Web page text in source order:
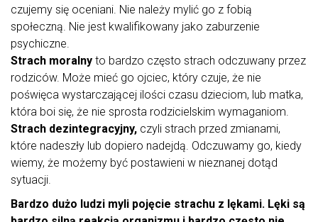
czujemy się oceniani. Nie należy mylić go z fobią
społeczną. Nie jest kwalifikowany jako zaburzenie
psychiczne.
Strach moralny to bardzo często strach odczuwany przez
rodziców. Może mieć go ojciec, który czuje, że nie
poświęca wystarczającej ilości czasu dzieciom, lub matka,
która boi się, że nie sprosta rodzicielskim wymaganiom.
Strach dezintegracyjny, czyli strach przed zmianami,
które nadeszły lub dopiero nadejdą. Odczuwamy go, kiedy
wiemy, że możemy być postawieni w nieznanej dotąd
sytuacji.
Bardzo dużo ludzi myli pojęcie strachu z lękami. Lęki są